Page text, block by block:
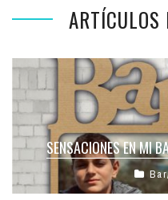
ARTÍCULOS
SENSACIONES EN MI